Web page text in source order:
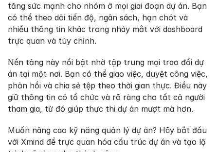
tăng sức mạnh cho nhóm ở mọi giai đoạn dự án. Bạn
có thể theo dõi tiến độ, ngân sách, hạn chót và
nhiều thông tin khác trong nháy mắt với dashboard
trực quan và tùy chỉnh.
Nền tảng này nổi bật nhờ tập trung mọi trao đổi dự
án tại một nơi. Bạn có thể giao việc, duyệt công việc,
phản hồi và chia sẻ tệp theo thời gian thực. Điều này
giữ thông tin có tổ chức và rõ ràng cho tất cả người
tham gia, từ đó giúp thực thi dự án mượt mà hơn.
Muốn nâng cao kỹ năng quản lý dự án? Hãy bắt đầu
với Xmind để trực quan hóa cấu trúc dự án và tạo lộ